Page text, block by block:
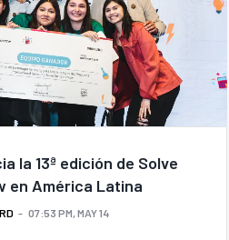
la 13ª edición de Solve
en América Latina
07:53 PM, MAY 14